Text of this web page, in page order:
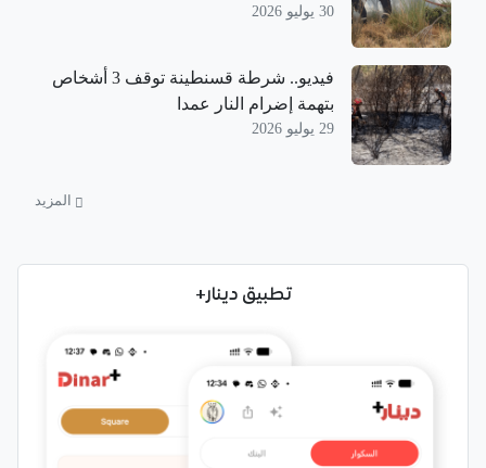
30 يوليو 2026
فيديو.. شرطة قسنطينة توقف 3 أشخاص
بتهمة إضرام النار عمدا
29 يوليو 2026
المزيد
تطبيق دينار+